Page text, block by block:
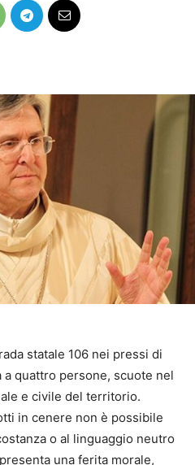
statale 106 nei pressi di
a quattro persone, scuote nel
e civile del territorio.
in cenere non è possibile
o al linguaggio neutro
una ferita morale,